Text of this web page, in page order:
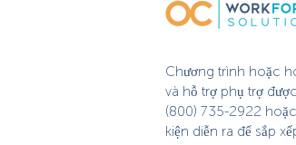
Chương trình hoặc
và hỗ trợ phụ trợ
(800) 735-2922
kiện diễn ra để sắp